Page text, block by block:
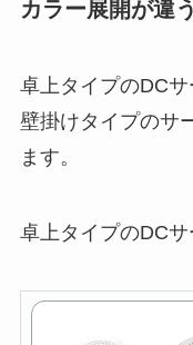
カラー展開が違う
卓上タイプのDCサ
壁掛けタイプのサ
ます。
卓上タイプのDC